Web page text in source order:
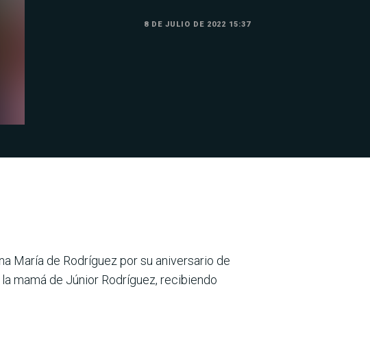
8 DE JULIO DE 2022 15:37
María de Rodríguez por su aniversario de
mamá de Júnior Rodríguez, recibiendo